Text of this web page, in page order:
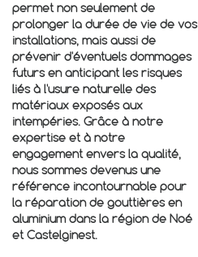
permet non seulement de
prolonger la durée de vie de vos
installations, mais aussi de
prévenir d'éventuels dommages
futurs en anticipant les risques
liés à l'usure naturelle des
matériaux exposés aux
intempéries. Grâce à notre
expertise et à notre
engagement envers la qualité,
nous sommes devenus une
référence incontournable pour
la réparation de gouttières en
aluminium dans la région de Noé
et Castelginest.